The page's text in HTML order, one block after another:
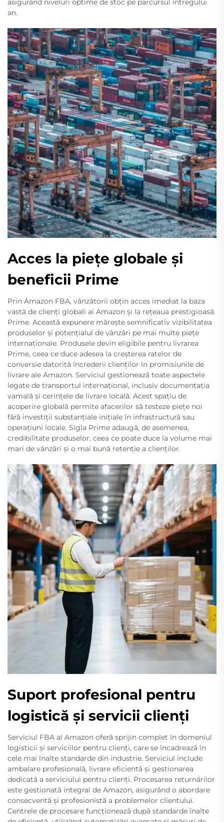
asigurând niveluri optime de stoc pe parcursul întregului
an.
Acces la piețe globale și
beneficii Prime
Prin Amazon FBA, vânzătorii obțin acces imediat la baza
vastă de clienți globali ai Amazon și la rețeaua prestigioasă
Prime. Această expunere mărește semnificativ vizibilitatea
produselor și potențialul de vânzări pe mai multe piețe
internaționale. Produsele devin eligibile pentru livrarea
Prime, ceea ce duce adesea la creșterea ratelor de
conversie datorită încrederii clienților în promisiunile de
livrare ale Amazon. Serviciul gestionează toate aspectele
legate de transportul internațional, inclusiv documentația
vamală și cerințele de livrare locală. Acest spațiu de
acoperire globală permite afacerilor să testeze piețe noi
fără investiții substanțiale inițiale în infrastructură sau
operațiuni locale. Sigla Prime adaugă, de asemenea,
credibilitate produselor, ceea ce poate duce la volume mai
mari de vânzări și o mai bună retenție a clienților.
Suport profesional pentru
logistică și servicii clienți
Serviciul FBA al Amazon oferă sprijin complet în domeniul
logisticii și serviciilor pentru clienți, care se încadrează în
cele mai înalte standarde din industrie. Serviciul include
ambalare profesională, livrare eficientă și gestionarea
dedicată a serviciului pentru clienți. Procesarea returnărilor
este gestionată integral de Amazon, asigurând o abordare
consecventă și profesionistă a problemelor clientului.
Centrele de procesare funcționează după standarde înalte